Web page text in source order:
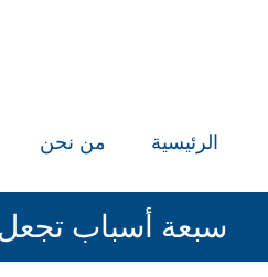
الرئيسية من نحن
سبعة أسباب تجعل